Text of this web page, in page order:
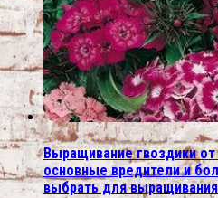
Выращивание гвоздики
основные вредители и
выбрать для